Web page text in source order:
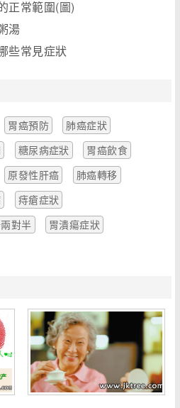
正常範圍(圖)
湯
些常見症狀
胃癌預防
肺癌症狀
糖尿病症狀
胃癌飲食
原發性肝癌
肺癌轉移
痔瘡症狀
對半
胃潰瘍症狀